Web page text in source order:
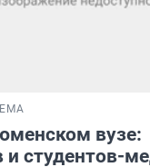
вузе:
и студентов-